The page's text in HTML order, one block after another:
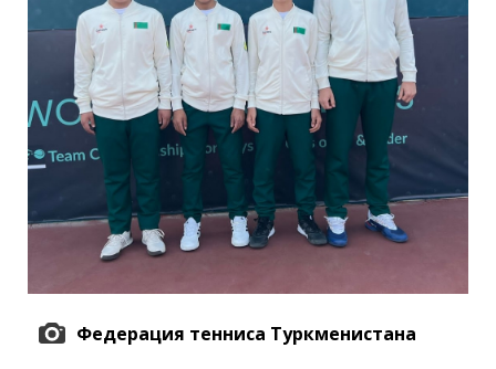
Федерация тенниса Туркменистана